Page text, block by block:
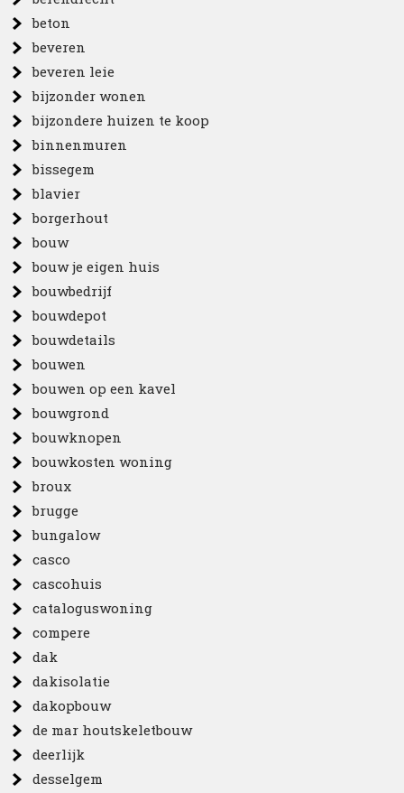
beton
beveren
beveren leie
bijzonder wonen
bijzondere huizen te koop
binnenmuren
bissegem
blavier
borgerhout
bouw
bouw je eigen huis
bouwbedrijf
bouwdepot
bouwdetails
bouwen
bouwen op een kavel
bouwgrond
bouwknopen
bouwkosten woning
broux
brugge
bungalow
casco
cascohuis
cataloguswoning
compere
dak
dakisolatie
dakopbouw
de mar houtskeletbouw
deerlijk
desselgem